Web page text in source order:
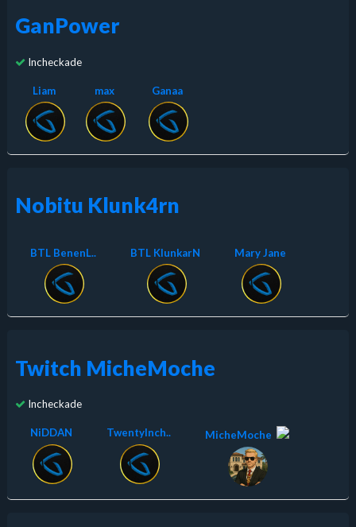
GanPower
Incheckade
Liam max Ganaa
Nobitu Klunk4rn
BTL BenenL.. BTL KlunkarN Mary Jane
Twitch MicheMoche
Incheckade
NiDDAN TwentyInch.. MicheMoche